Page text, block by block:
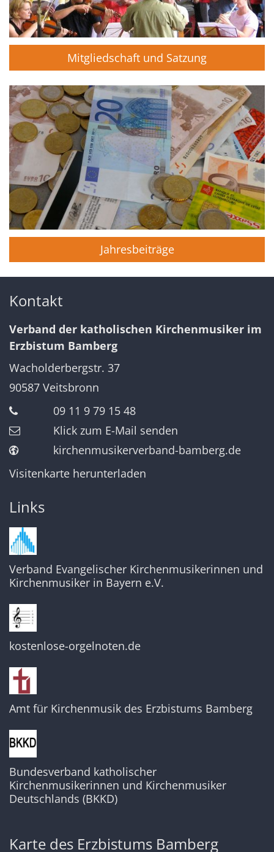
Mitgliedschaft und Satzung
Jahresbeiträge
Kontakt
Verband der katholischen Kirchenmusiker im
Erzbistum Bamberg
Wacholderbergstr. 37
90587 Veitsbronn
09 11 9 79 15 48
Klick zum E-Mail senden
kirchenmusikerverband-bamberg.de
Visitenkarte herunterladen
Links
Verband Evangelischer Kirchenmusikerinnen und
Kirchenmusiker in Bayern e.V.
kostenlose-orgelnoten.de
Amt für Kirchenmusik des Erzbistums Bamberg
Bundesverband katholischer
Kirchenmusikerinnen und Kirchenmusiker
Deutschlands (BKKD)
Karte des Erzbistums Bamberg